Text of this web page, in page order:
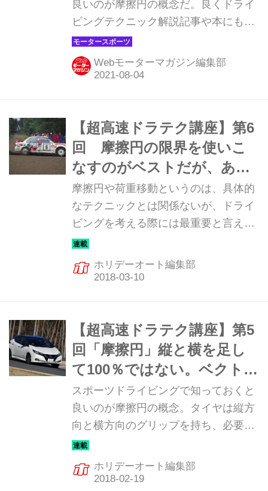
良いのが摩擦円の概念だ。良くドライ
ビングテクニック解説記事や本にも出
てくる。具体的にはタイヤは縦方向と
横方向のグリップを持ち、そのベクト
ルがグリップ限界となるという概念
るものと言える。
Webモーターマガジン編集部
【超高速ドラテク講座】第6
回 摩擦円の限界を使いこ
なすのがベストだが、あえ
て限界を低くしてクルマを
コントロールする手もあ
る。
摩擦円や荷重移動というのは、具体的
なテクニックとは関係ないが、ドライ
ビングを考える際には最重要と言え
る。それはクルマと路面の唯一の接点
であるタイヤをどう使うかが大事だか
らだ。
ホリデーオート編集部
【超高速ドラテク講座】第5
回「摩擦円」縦と横を足し
て100％ではない。ベクトル
で考えると理解が深まる
【ホリデーオート】
スポーツドライビングで知っておくと
良いのが摩擦円の概念。タイヤは縦方
向と横方向のグリップを持ち、必要な
とき十分に引き出して走ることが必要
になる。それを表しているのがこれ
だ。
ホリデーオート編集部